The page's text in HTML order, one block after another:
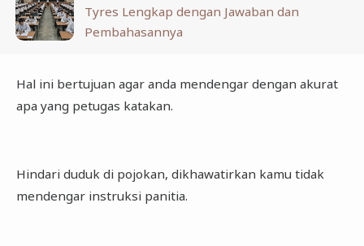
Tyres Lengkap dengan Jawaban dan
Pembahasannya
Hal ini bertujuan agar anda mendengar dengan akurat
apa yang petugas katakan.
Hindari duduk di pojokan, dikhawatirkan kamu tidak
mendengar instruksi panitia.